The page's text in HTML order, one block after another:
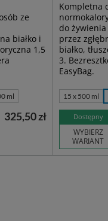
ze
białko i
1,5
ml
325,50 zł
Kompletna
do
przez
białko,
3.
EasyBag.
15 x 500 ml
Dostępny
WYBIERZ
WARIANT